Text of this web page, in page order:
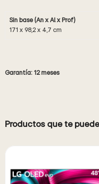
Sin base (An x Al x Prof)
171 x 98,2 x 4,7 cm
Garantía: 12 meses
Productos que te